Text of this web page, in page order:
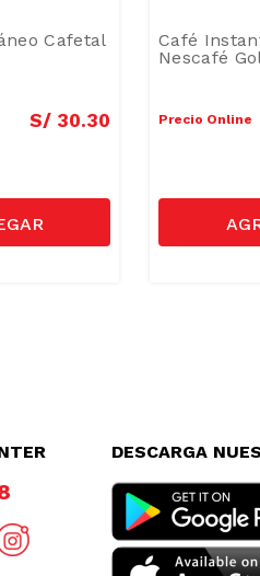
Cafetal
S/ 30.30
Café
Nescafé
Precio Online
DESCARGA